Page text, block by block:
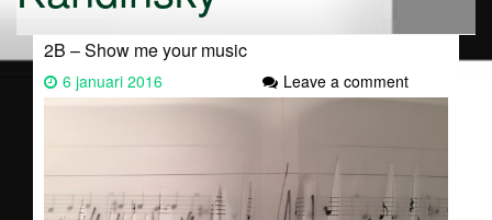
2B – Show me your music
6 januari 2016 Leave a comment